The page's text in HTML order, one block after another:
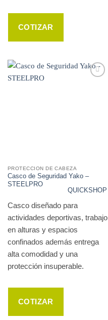
COTIZAR
PROTECCION DE CABEZA
Casco de Seguridad Yako –
STEELPRO
Casco diseñado para
actividades deportivas, trabajo
en alturas y espacios
confinados además entrega
alta comodidad y una
protección insuperable.
COTIZAR
QUICKSHOP